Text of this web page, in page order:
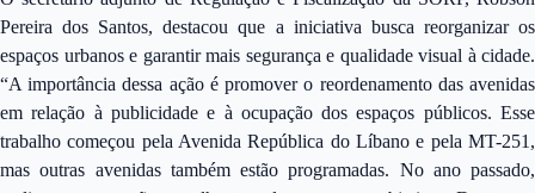
Pereira dos Santos, destacou que a iniciativa busca reorganizar os
espaços urbanos e garantir mais segurança e qualidade visual à cidade.
“A importância dessa ação é promover o reordenamento das avenidas
em relação à publicidade e à ocupação dos espaços públicos. Esse
trabalho começou pela Avenida República do Líbano e pela MT-251,
mas outras avenidas também estão programadas. No ano passado,